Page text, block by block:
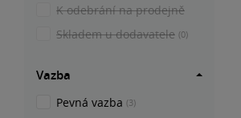
K odebrání na prodejně
Skladem u dodavatele (0)
Vazba
Pevná vazba (3)